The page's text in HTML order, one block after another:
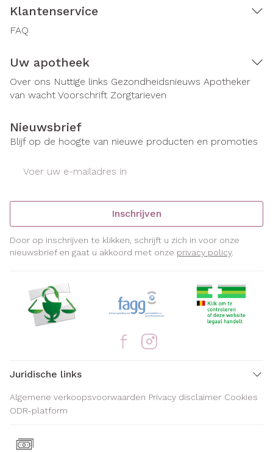
Klantenservice
FAQ
Uw apotheek
Over ons Nuttige links Gezondheidsnieuws Apotheker
van wacht Voorschrift Zorgtarieven
Nieuwsbrief
Blijf op de hoogte van nieuwe producten en promoties
Inschrijven
Door op inschrijven te klikken, schrijft u zich in voor onze
nieuwsbrief en gaat u akkoord met onze privacy policy.
Juridische links
Algemene verkoopsvoorwaarden Privacy disclaimer Cookies
ODR-platform